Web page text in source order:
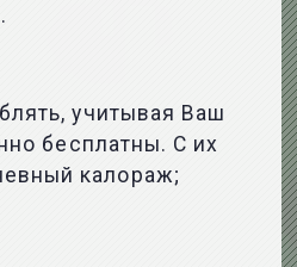
учитывая Ваш
бесплатны. С их
калораж;